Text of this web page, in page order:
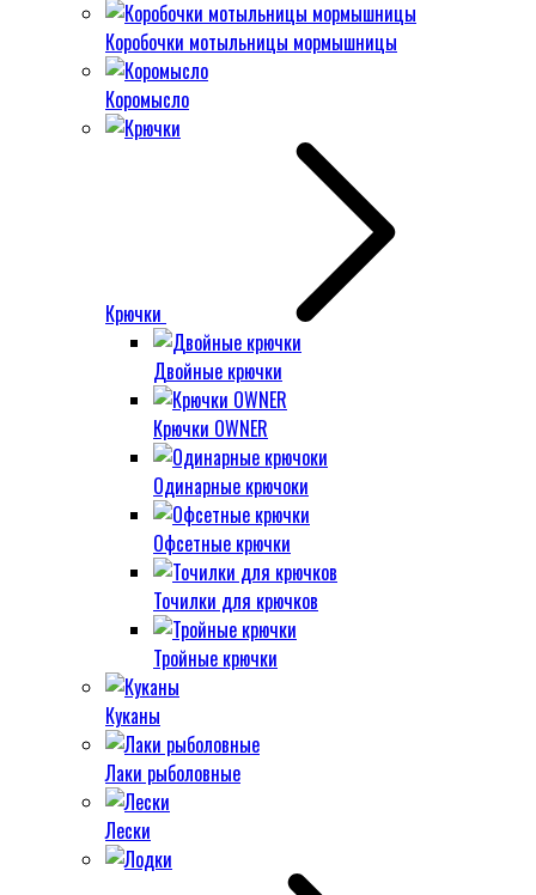
Коробочки мотыльницы мормышницы
Коромысло
Крючки
Двойные крючки
Крючки OWNER
Одинарные крючоки
Офсетные крючки
Точилки для крючков
Тройные крючки
Куканы
Лаки рыболовные
Лески